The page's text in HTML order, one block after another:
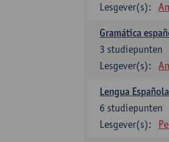
Lesgever(s):
Gramática
3 studiepunten
Lesgever(s):
Lengua
6 studiepunten
Lesgever(s):